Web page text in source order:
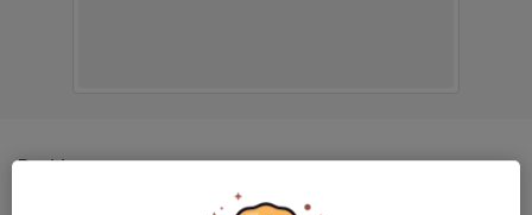
Position
-
11 år